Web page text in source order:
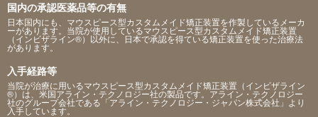
国内の承認医薬品等の有無
日本国内にも、マウスピース型カスタムメイド矯正装置を作製しているメーカ
ーがあります。当院が使用しているマウスピース型カスタムメイド矯正装置
（インビザライン®）以外に、日本で承認を得ている矯正装置を使った治療法
があります。
入手経路等
当院が治療に用いるマウスピース型カスタムメイド矯正装置（インビザライン
®）は、米国アライン・テクノロジー社の製品です。アライン・テクノロジー
社のグループ会社である「アライン・テクノロジー・ジャパン株式会社」より
入手しています。